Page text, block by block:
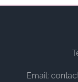
Email: